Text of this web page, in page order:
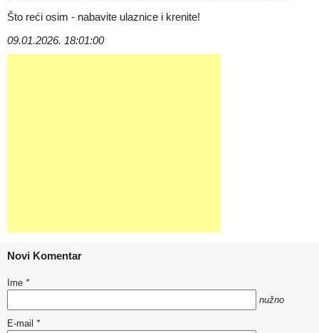
Što reći osim - nabavite ulaznice i krenite!
09.01.2026. 18:01:00
Novi Komentar
Ime *
nužno
E-mail *